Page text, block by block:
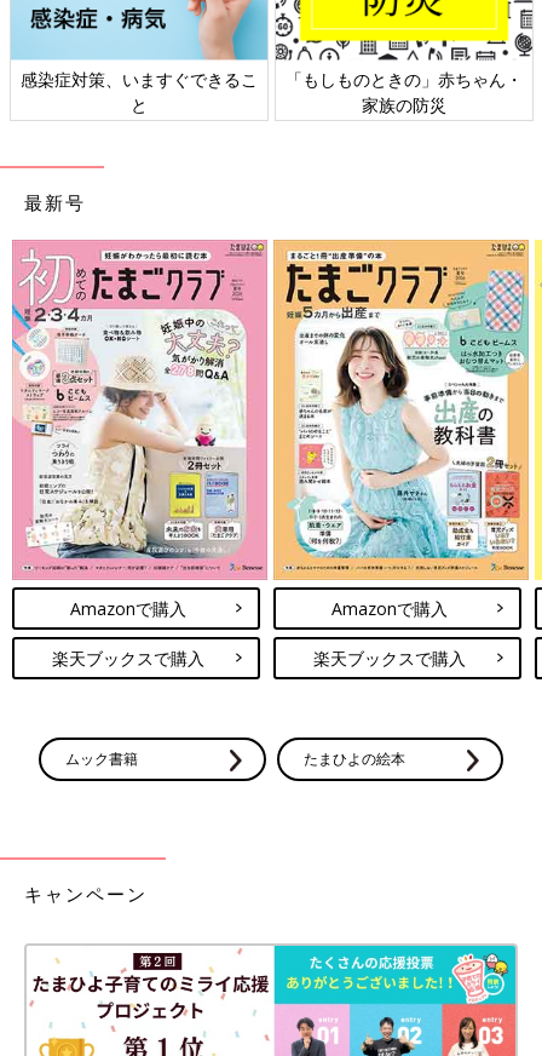
感染症対策、いますぐできるこ
と
「もしものときの」赤ちゃん・
家族の防災
最新号
Amazonで購入
楽天ブックスで購入
Amazonで購入
楽天ブックスで購入
ムック書籍 たまひよの絵本
キャンペーン